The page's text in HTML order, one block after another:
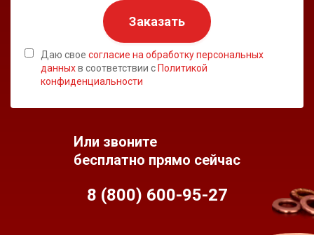
Заказать
Даю свое согласие на обработку персональных
данныхв соответствии с Политикой
конфиденциальности
Или звоните
бесплатно прямо сейчас
8 (800) 600-95-27